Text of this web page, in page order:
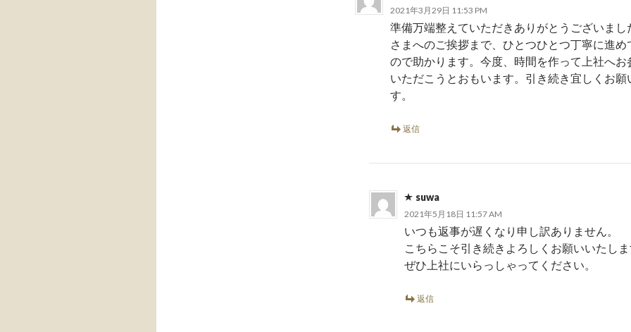
2021年3月29日 11:53 PM
準備万端整えていただきありがとうございまし
さまへのご挨拶まで、ひとつひとつ丁寧に進め
ので助かります。今度、時間を作って上社へお
いただこうとおもいます。引き続き宜しくお願
す。
返信
suwa
2021年5月18日 11:57 AM
いつも返事が遅くなり申し訳ありません。
こちらこそ引き続きよろしくお願いいたし
ぜひ上社にいらっしゃってください。
返信